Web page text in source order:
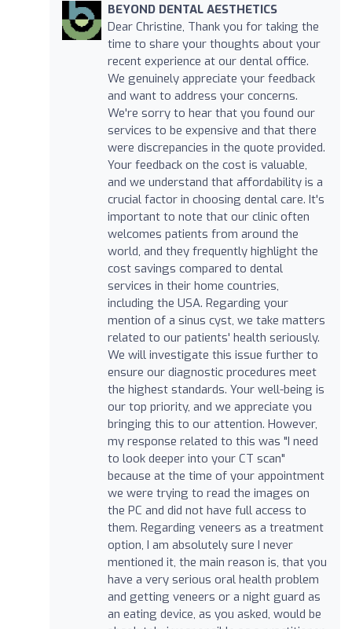
BEYOND DENTAL AESTHETICS
Dear Christine, Thank you for taking the
time to share your thoughts about your
recent experience at our dental office.
We genuinely appreciate your feedback
and want to address your concerns.
We're sorry to hear that you found our
services to be expensive and that there
were discrepancies in the quote provided.
Your feedback on the cost is valuable,
and we understand that affordability is a
crucial factor in choosing dental care. It's
important to note that our clinic often
welcomes patients from around the
world, and they frequently highlight the
cost savings compared to dental
services in their home countries,
including the USA. Regarding your
mention of a sinus cyst, we take matters
related to our patients' health seriously.
We will investigate this issue further to
ensure our diagnostic procedures meet
the highest standards. Your well-being is
our top priority, and we appreciate you
bringing this to our attention. However,
my response related to this was "I need
to look deeper into your CT scan"
because at the time of your appointment
we were trying to read the images on
the PC and did not have full access to
them. Regarding veneers as a treatment
option, I am absolutely sure I never
mentioned it, the main reason is, that you
have a very serious oral health problem
and getting veneers or a night guard as
an eating device, as you asked, would be